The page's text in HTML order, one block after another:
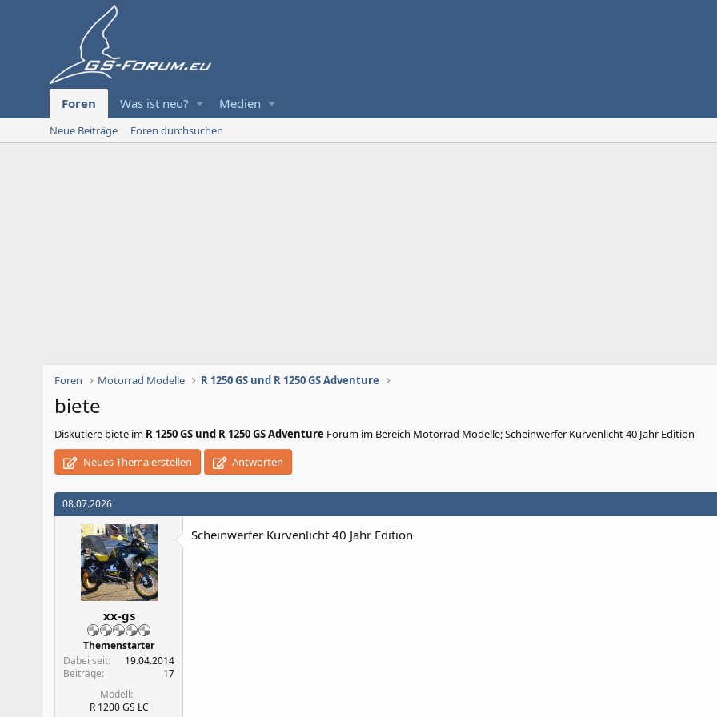
Foren Was ist neu? Medien
Neue Beiträge Foren durchsuchen
Foren Motorrad Modelle R 1250 GS und R 1250 GS Adventure
biete
Diskutiere biete im R 1250 GS und R 1250 GS Adventure Forum im Bereich Motorrad Modelle; Scheinwerfer Kurvenlicht 40 Jahr Edition
Neues Thema erstellen
Antworten
08.07.2026
xx-gs
Themenstarter
Dabei seit
19.04.2014
Beiträge
17
Modell
R 1200 GS LC
Scheinwerfer Kurvenlicht 40 Jahr Edition